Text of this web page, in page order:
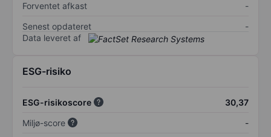
Forventet afkast
-
Senest opdateret
-
Data leveret af
ESG-risiko
ESG-risikoscore
30,37
Miljø-score
-